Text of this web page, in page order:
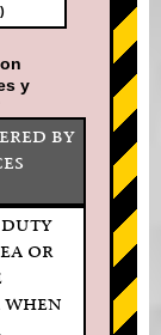
y
by
duty
or